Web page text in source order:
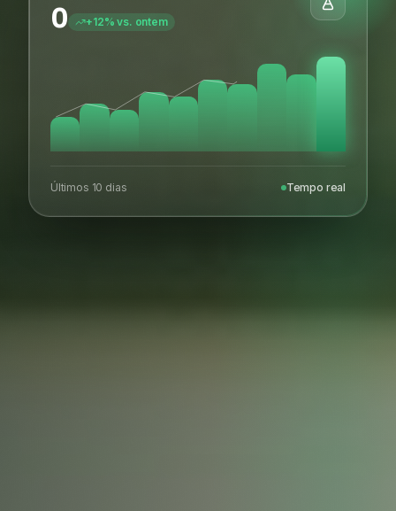
0 +12% vs. ontem
Últimos 10 dias Tempo real